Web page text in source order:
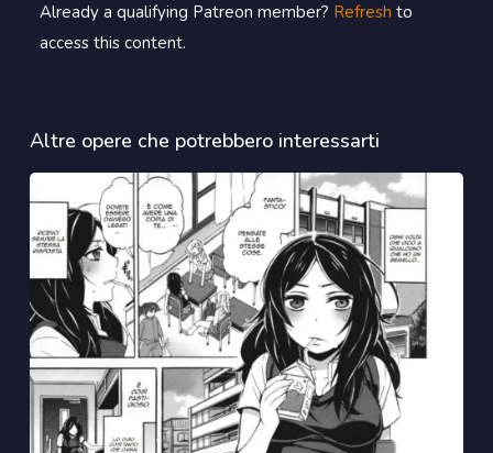
Already a qualifying Patreon member? Refresh to
access this content.
Altre opere che potrebbero interessarti